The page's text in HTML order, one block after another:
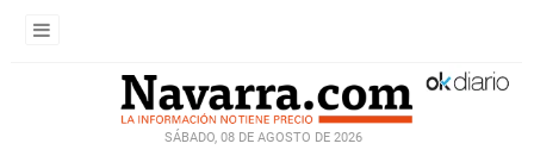
SÁBADO, 08 DE AGOSTO DE 2026